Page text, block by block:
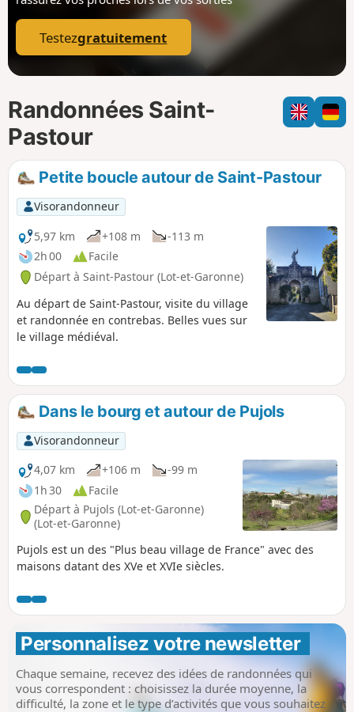
p
Testezgratuitement
Randonnées Saint-
Pastour
Petite boucle autour de Saint-Pastour
Visorandonneur
5,97 km
+108 m
-113 m
2h 00
Facile
Départ à Saint-Pastour (Lot-et-Garonne)
Au départ de Saint-Pastour, visite du village
et randonnée en contrebas. Belles vues sur
le village médiéval.
Dans le bourg et autour de Pujols
Visorandonneur
4,07 km
+106 m
-99 m
1h 30
Facile
Départ à Pujols (Lot-et-Garonne)
(Lot-et-Garonne)
Pujols est un des "Plus beau village de France" avec des
maisons datant des XVe et XVIe siècles.
Personnalisez votre newsletter
Chaque semaine, recevez des idées de randonnées qui
vous correspondent : choisissez la durée moyenne, la
difficulté, la zone et le type d’activités que vous souhaitez